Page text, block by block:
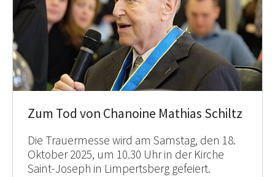
Zum Tod von Chanoine Mathias Schiltz
Die Trauermesse wird am Samstag, den 18.
Oktober 2025, um 10.30 Uhr in der Kirche
Saint-Joseph in Limpertsberg gefeiert.